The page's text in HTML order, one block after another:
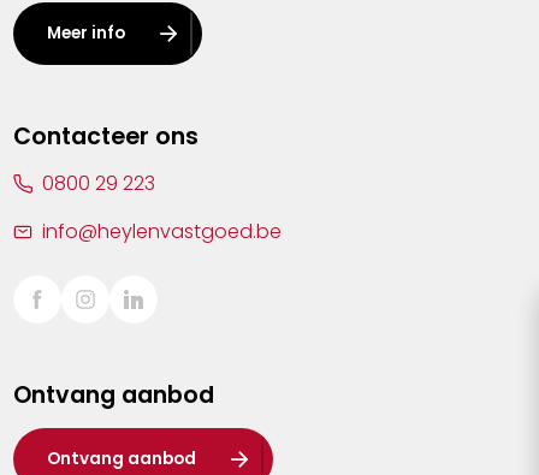
Leuven
Lier
Sint-Truiden
Waasland
Wuustwezel
Meer info
Contacteer ons
0800 29 223
info@heylenvastgoed.be
Ontvang aanbod
Ontvang aanbod